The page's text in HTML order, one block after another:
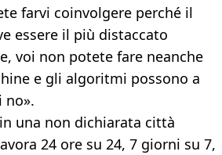
farvi coinvolgere perché il
essere il più distaccato
voi non potete fare neanche
e gli algoritmi possono a
no».
una non dichiarata città
24 ore su 24, 7 giorni su 7,